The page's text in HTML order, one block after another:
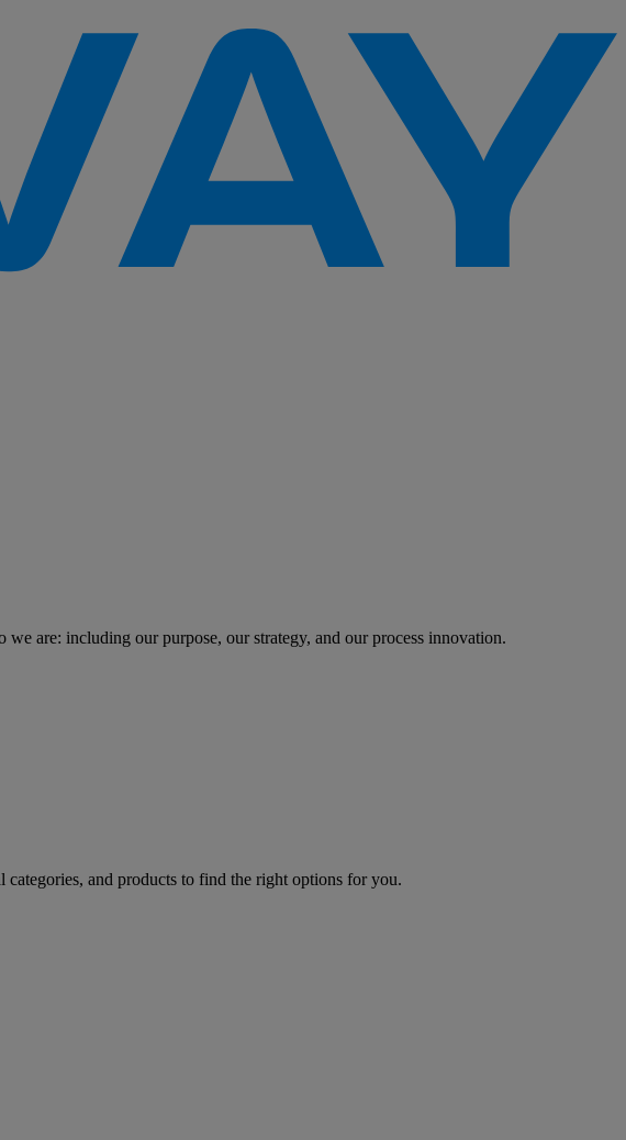
we are: including our purpose, our strategy, and our process innovation.
categories, and products to find the right options for you.